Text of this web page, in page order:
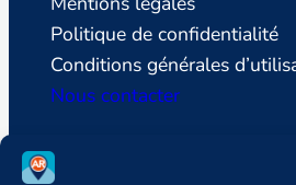
Politique de confidentialité
Conditions générales
Nous contacter
SUIVEZ LA LIGUE DE